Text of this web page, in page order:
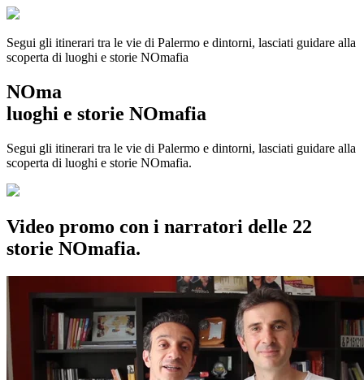
Segui gli itinerari tra le vie di Palermo e dintorni, lasciati guidare alla
scoperta di luoghi e storie NOmafia
NOma
luoghi e storie NOmafia
Segui gli itinerari tra le vie di Palermo e dintorni, lasciati guidare alla
scoperta di luoghi e storie NOmafia.
Video promo con i narratori delle 22
storie NOmafia.